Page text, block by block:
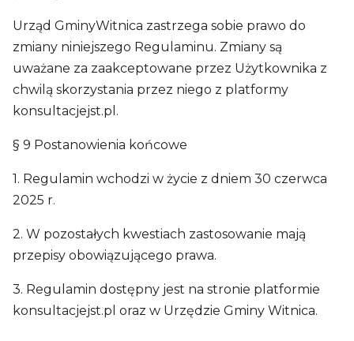
Urząd GminyWitnica zastrzega sobie prawo do
zmiany niniejszego Regulaminu. Zmiany są
uważane za zaakceptowane przez Użytkownika z
chwilą skorzystania przez niego z platformy
konsultacjejst.pl.
§ 9 Postanowienia końcowe
1. Regulamin wchodzi w życie z dniem 30 czerwca
2025 r.
2. W pozostałych kwestiach zastosowanie mają
przepisy obowiązującego prawa.
3. Regulamin dostępny jest na stronie platformie
konsultacjejst.pl oraz w Urzędzie Gminy Witnica.